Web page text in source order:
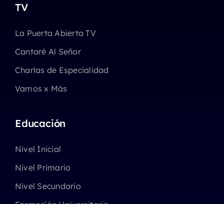
TV
La Puerta Abierta TV
Cantaré Al Señor
Charlas de Especialidad
Vamos x Más
Educación
Nivel Inicial
Nivel Primario
Nivel Secundario